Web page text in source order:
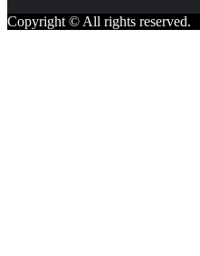
Copyright © All rights reserved.